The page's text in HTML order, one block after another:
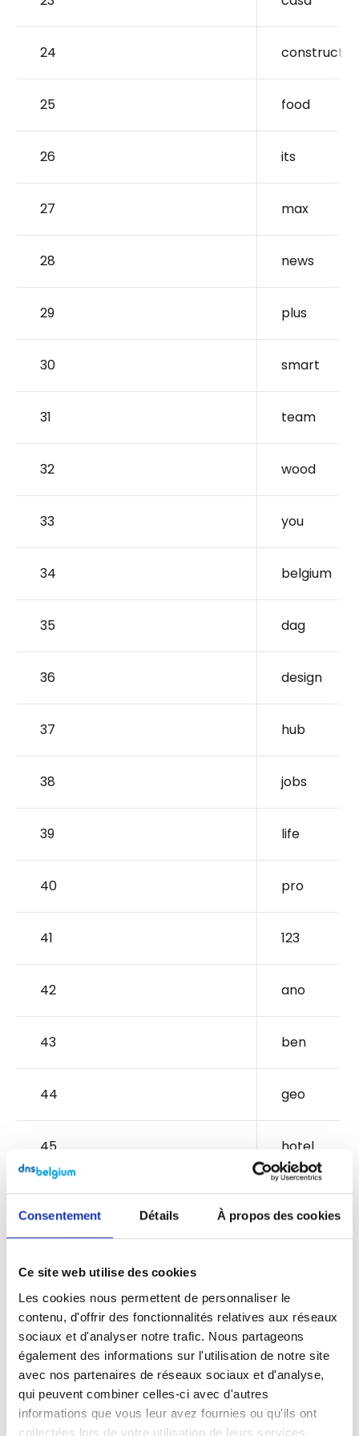
Consentement Détails À propos des cookies
Ce site web utilise des cookies
Les cookies nous permettent de personnaliser le
contenu, d'offrir des fonctionnalités relatives aux réseaux
sociaux et d'analyser notre trafic. Nous partageons
également des informations sur l'utilisation de notre site
avec nos partenaires de réseaux sociaux et d'analyse,
qui peuvent combiner celles-ci avec d'autres
informations que vous leur avez fournies ou qu'ils ont
collectées lors de votre utilisation de leurs services.
24 construct
25 food
26 its
27 max
28 news
29 plus
30 smart
31 team
32 wood
33 you
34 belgium
35 dag
36 design
37 hub
38 jobs
39 life
40 pro
41 123
42 ano
43 ben
44 geo
45 hotel
46 nft
48 service
49 ana
50 dog